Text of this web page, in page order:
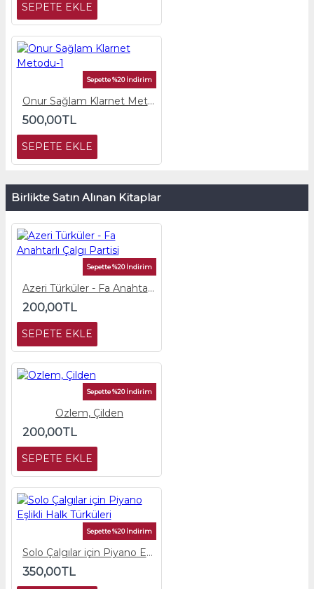
SEPETE EKLE
Sepette %20 İndirim
Onur Sağlam Klarnet Metodu-1
500,00TL
SEPETE EKLE
Birlikte Satın Alınan Kitaplar
Sepette %20 İndirim
Azeri Türküler - Fa Anahtarlı Çalgı Partisi
200,00TL
SEPETE EKLE
Sepette %20 İndirim
Ozlem, Çilden
200,00TL
SEPETE EKLE
Sepette %20 İndirim
Solo Çalgılar için Piyano Eşlikli Halk Türküleri
350,00TL